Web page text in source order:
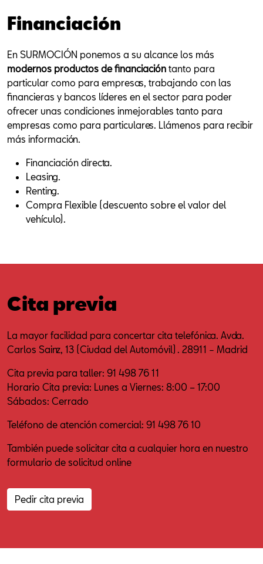
Financiación
En SURMOCIÓN ponemos a su alcance los más
modernos productos de financiación tanto para
particular como para empresas, trabajando con las
financieras y bancos líderes en el sector para poder
ofrecer unas condiciones inmejorables tanto para
empresas como para particulares. Llámenos para recibir
más información.
Financiación directa.
Leasing.
Renting.
Compra Flexible (descuento sobre el valor del
vehículo).
Cita previa
La mayor facilidad para concertar cita telefónica. Avda.
Carlos Sainz, 13 (Ciudad del Automóvil) . 28911 − Madrid
Cita previa para taller: 91 498 76 11
Horario Cita previa: Lunes a Viernes: 8:00 – 17:00
Sábados: Cerrado
Teléfono de atención comercial: 91 498 76 10
También puede solicitar cita a cualquier hora en nuestro
formulario de solicitud online
Pedir cita previa